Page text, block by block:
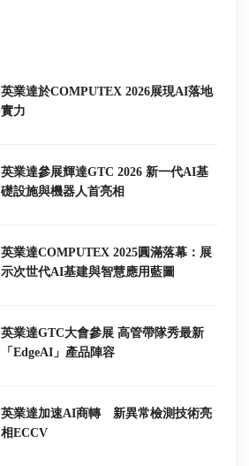
英業達於COMPUTEX 2026展現AI落地
實力
英業達參展輝達GTC 2026 新一代AI基
礎設施與機器人首亮相
英業達COMPUTEX 2025圓滿落幕：展
示次世代AI基建與智慧應用藍圖
英業達GTC大會參展 高管帶隊秀最新
「EdgeAI」產品陣容
英業達加速AI商轉 新異常檢測技術亮
相ECCV